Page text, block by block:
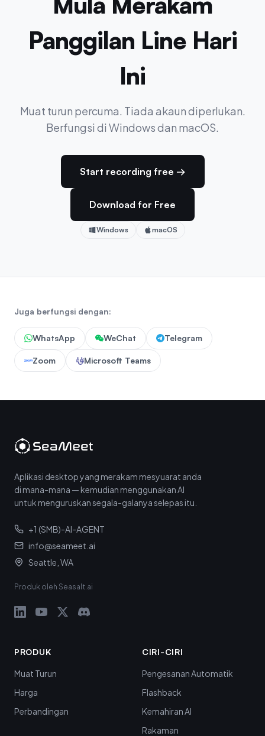
Panggilan Line Hari
Ini
Muat turun percuma. Tiada akaun diperlukan.
Berfungsi di Windows dan macOS.
Start recording free →
Download for Free
Windows macOS
Juga berfungsi dengan:
WhatsApp WeChat Telegram
Zoom Microsoft Teams
Aplikasi desktop yang merakam mesyuarat anda
di mana-mana — kemudian menggunakan AI
untuk menguruskan segala-galanya selepas itu.
+1 (SMB)-AI-AGENT
info@seameet.ai
Seattle, WA
Produk oleh Seasalt.ai
PRODUK
Muat Turun
Harga
Perbandingan
CIRI-CIRI
Pengesanan Automatik
Flashback
Kemahiran AI
Rakaman